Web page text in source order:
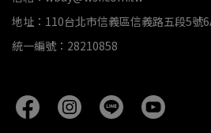
地址：110台北市信義區信義路五段5號
統一編號：28210858